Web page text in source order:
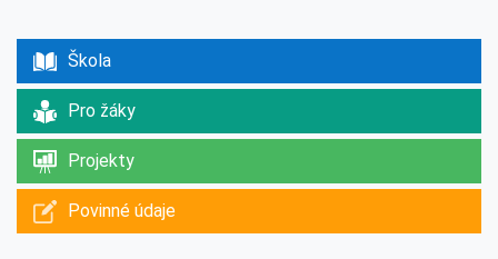
Škola
Pro žáky
Projekty
Povinné údaje